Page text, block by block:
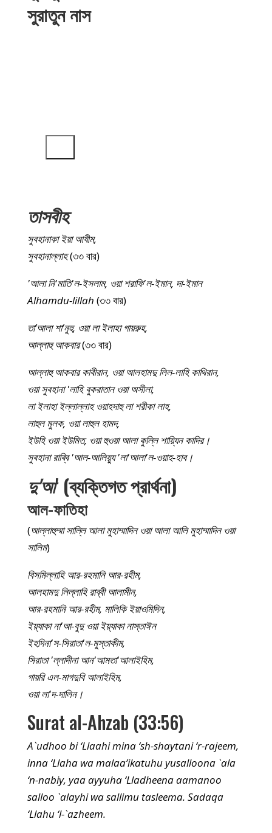
সুরাতুন নাস
তাসবীহ
সুবহানাকা ইয়া আযীম,
সুবহানাল্লাহ(৩৩ বার)
'আলা নি'মাতি'ল-ইসলাম, ওয়া শরাফি'ল-ইমান, দা-ইমান
Alhamdu-lillah (৩৩ বার)
তা’আলা শা’নুহু, ওয়া লা ইলাহা গায়রুহ,
আল্লাহু আকবার(৩৩ বার)
আল্লাহু আকবার কাবীরান, ওয়া আলহামদু লিল-লাহি কাথিরান,
ওয়া সুবহানা 'লাহি বুকরাতান ওয়া অসীলা,
লা ইলাহা ইল্লাল্লাহ ওয়াহদাহু লা শরীকা লাহ,
লাহুল মুলক, ওয়া লাহুল হামদ,
ইউহি ওয়া ইউমিত, ওয়া হুওয়া আলা কুল্লি শায়্যিন কাদির।
সুবহানা রাব্বি 'আল-আলিয়্যু 'লা'আলা'ল-ওয়াহ-হাব।
দু'আ' (ব্যক্তিগত প্রার্থনা)
আল-ফাতিহা
(আল্লাহুম্মা সাল্লি আলা মুহাম্মাদিন ওয়া আলা আলি মুহাম্মাদিন ওয়া
সালিম)
বিসমিল্লাহি আর-রহমানি আর-রহীম,
আলহামদু লিল্লাহি রাব্বী আলামীন,
আর-রহমানি আর-রহীম, মালিকি ইয়াওমিদিন,
ইয়্যাকা না'আ-বুদু ওয়া ইয়্যাকা নাস্তাঈন
ইহদিনা'স-সিরাতা'ল-মুস্তাকীম,
সিরাতা 'ল্লাদীনা আন'আমতা'আলাইহিম,
গায়রি এল-মাগদুবি আলাইহিম,
ওয়া লা'দ-দালিন।
Surat al-Ahzab (33:56)
A`udhoo bi ‘Llaahi mina ‘sh-shaytani ‘r-rajeem,
inna ‘Llaha wa malaa’ikatuhu yusalloona `ala
‘n-nabiy, yaa ayyuha ‘Lladheena aamanoo
salloo `alayhi wa sallimu tasleema. Sadaqa
‘Llahu ‘l-`azheem.